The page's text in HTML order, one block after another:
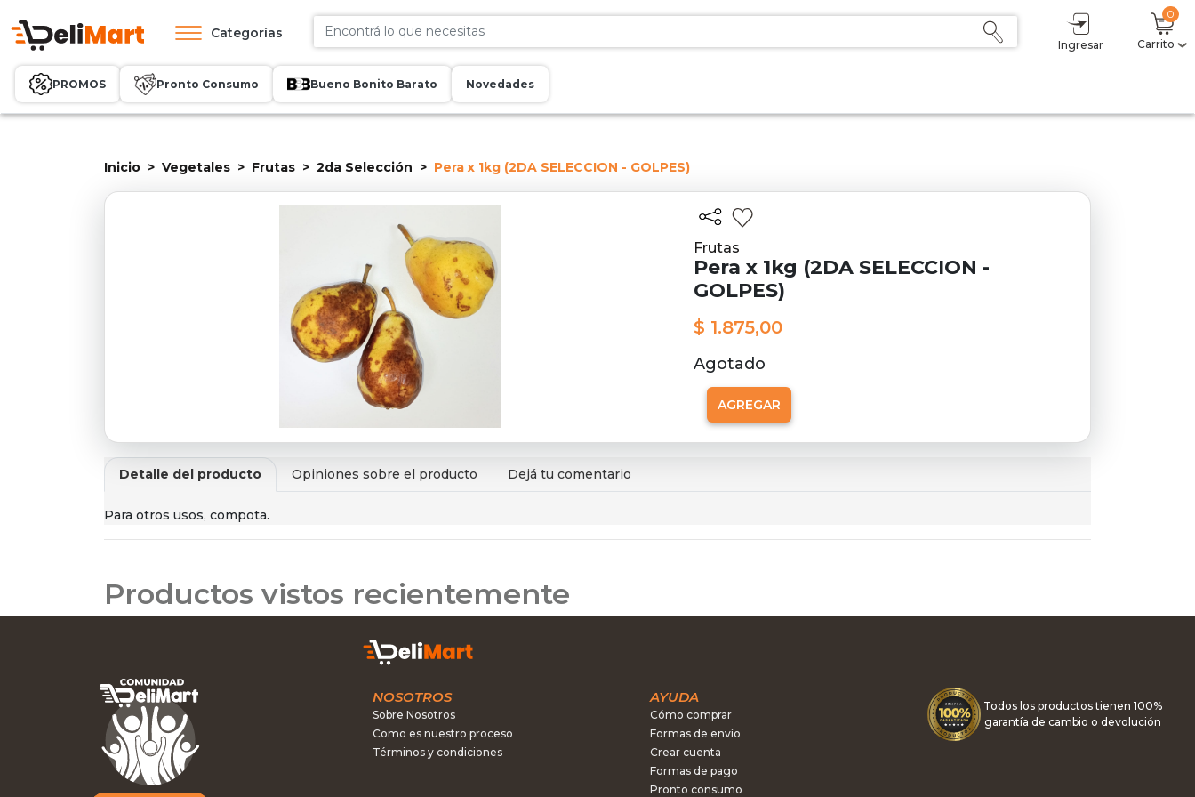
Categorías
Ingresar
0
Carrito
PROMOS Pronto Consumo Bueno Bonito Barato Novedades
Inicio Vegetales Frutas 2da Selección Pera x 1kg (2DA SELECCION - GOLPES)
Frutas
Pera x 1kg (2DA SELECCION -
GOLPES)
$ 1.875,00
Agotado
AGREGAR
Detalle del producto Opiniones sobre el producto Dejá tu comentario
Para otros usos, compota.
Productos vistos recientemente
NOSOTROS
Sobre Nosotros
Como es nuestro proceso
Términos y condiciones
AYUDA
Cómo comprar
Formas de envío
Crear cuenta
Formas de pago
Pronto consumo
Todos los productos tienen 100%
garantía de cambio o devolución